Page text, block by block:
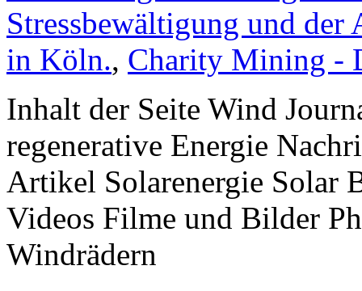
Stressbewältigung und
in Köln., Charity Mining -
Inhalt der Seite Wind
regenerative Energie
Artikel Solarenergie Solar
Videos Filme und Bilder
Windrädern